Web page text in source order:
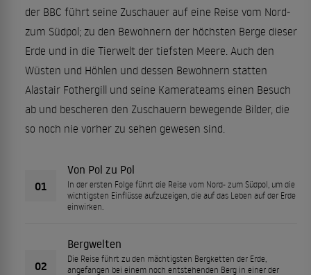
der BBC führt seine Zuschauer auf eine Reise vom Nord-
zum Südpol; zu den Bewohnern der höchsten Berge dieser
Erde und in die Tierwelt der tiefsten Meere. Auch den
Wüsten und Höhlen und dessen Bewohnern statten
Alastair Fothergill und seine Kamerateams einen Besuch
ab und bescheren den Zuschauern bewegende Bilder, die
so noch nie vorher zu sehen gewesen sind.
01
Von Pol zu Pol
In der ersten Folge führt die Reise vom Nord- zum Südpol, um die
wichtigsten Einflüsse aufzuzeigen, die auf das Leben auf der Erde
einwirken.
02
Bergwelten
Die Reise führt zu den mächtigsten Bergketten der Erde,
angefangen bei einem noch entstehenden Berg in einer der